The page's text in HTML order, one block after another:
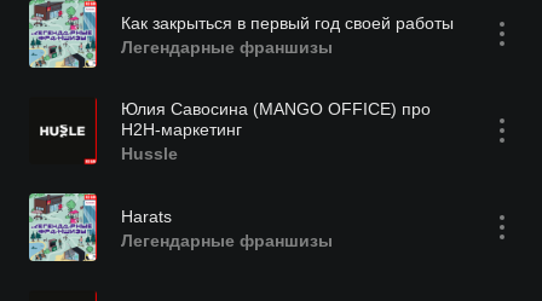
Как закрыться в первый год своей работы
Легендарные франшизы
Юлия Савосина (MANGO OFFICE) про
H2H-маркетинг
Hussle
Harats
Легендарные франшизы